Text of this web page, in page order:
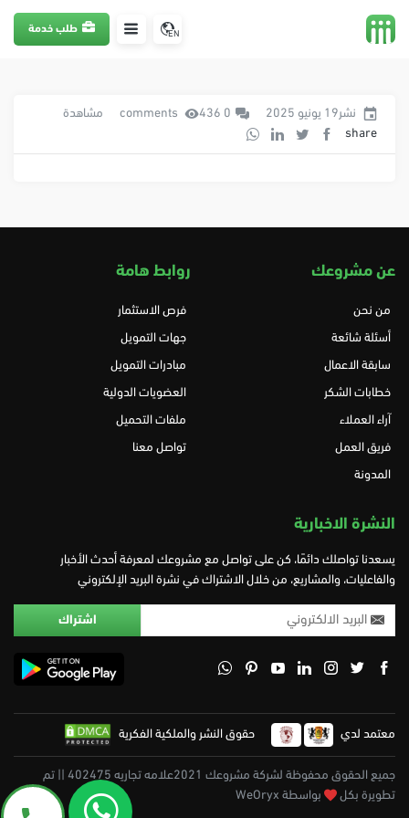
EN طلب خدمة
نشر19 يونيو 2025 0 comments 436 مشاهدة
share
عن مشروعك
من نحن
أسئلة شائعة
سابقة الاعمال
خطابات الشكر
آراء العملاء
فريق العمل
المدونة
روابط هامة
فرص الاستثمار
جهات التمويل
مبادرات التمويل
العضويات الدولية
ملفات التحميل
تواصل معنا
النشرة الاخبارية
يسعدنا تواصلك دائمًا، كن على تواصل مع مشروعك لمعرفة أحدث الأخبار
والفاعليات، والمشاريع، من خلال الاشتراك في نشرة البريد الإلكتروني
معتمد لدي حقوق النشر والملكية الفكرية
جميع الحقوق محفوظة لشركة مشروعك 2021علامه تجاريه 402475 || تم
تطويرة بكل
بواسطة WeOryx